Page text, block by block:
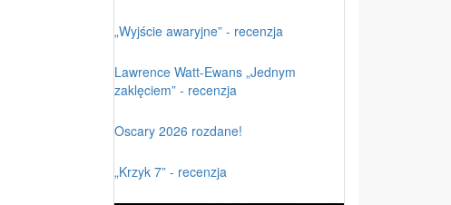
„Wyjście awaryjne” - recenzja
Lawrence Watt-Ewans „Jednym
zaklęciem” - recenzja
Oscary 2026 rozdane!
„Krzyk 7” - recenzja